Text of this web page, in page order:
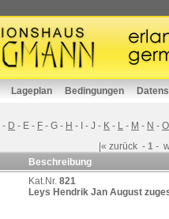
Lageplan Bedingungen
- D - E - F - G - H - - J - K - L - M - N - O
|« zurück- 1-
Beschreibung
Kat.Nr. 821
Leys Hendrik Jan August